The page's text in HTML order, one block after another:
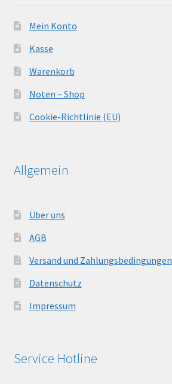
Mein Konto
Kasse
Warenkorb
Noten – Shop
Cookie-Richtlinie (EU)
Allgemein
Über uns
AGB
Versand und Zahlungsbedingungen
Datenschutz
Impressum
Service Hotline